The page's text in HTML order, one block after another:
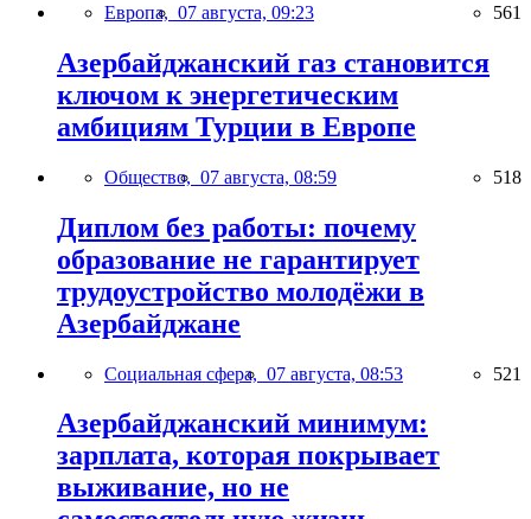
Европа, 07 августа, 09:23 561
Азербайджанский газ становится
ключом к энергетическим
амбициям Турции в Европе
Общество, 07 августа, 08:59 518
Диплом без работы: почему
образование не гарантирует
трудоустройство молодёжи в
Азербайджане
Социальная сфера, 07 августа, 08:53 521
Азербайджанский минимум:
зарплата, которая покрывает
выживание, но не